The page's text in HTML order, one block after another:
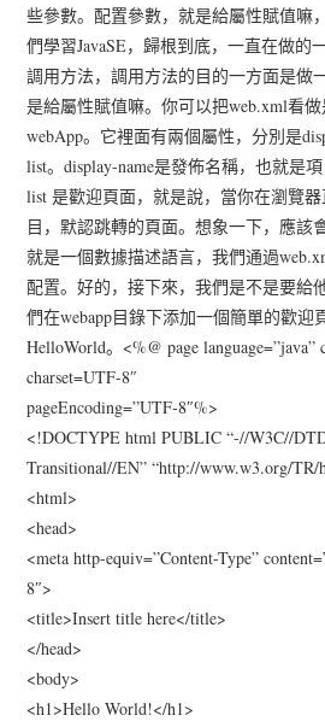
些參數。配置參數，就是給屬性賦值嘛
們學習JavaSE，歸根到底，一直在做的
調用方法，調用方法的目的一方面是做
是給屬性賦值嘛。你可以把web.xml看
webApp。它裡面有兩個屬性，分別是
list。display-name是發佈名稱，也就是
list 是歡迎頁面，就是說，當你在瀏覽
目，默認跳轉的頁面。想象一下，應該
就是一個數據描述語言，我們通過
配置。好的，接下來，我們是不是要給
們在webapp目錄下添加一個簡單的歡迎
HelloWorld。<%@ page language=”java”
charset=UTF-8″
pageEncoding=”UTF-8″%>
<!DOCTYPE html PUBLIC “-//W3C//
Transitional//EN” “http://www.w3.org/TR/
<html>
<head>
<meta http-equiv=”Content-Type”
8″>
<title>Insert title here</title>
</head>
<body>
<h1>Hello World!</h1>